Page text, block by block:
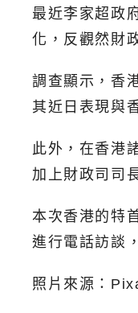
最近李家超政
化，反觀然財
調查顯示，香
其近日表現與
此外，在香港
加上財政司司
本次香港的特
進行電話訪談
照片來源：